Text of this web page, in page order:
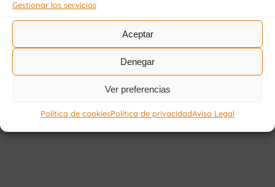
Gestionar los servicios
Aceptar
Denegar
Ver preferencias
Política de cookiesPolítica de privacidadAviso Legal